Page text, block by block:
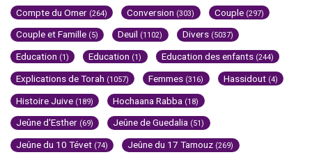
Compte du Omer (264) Conversion (303) Couple (297)
Couple et Famille (5) Deuil (1102) Divers (5037)
Education (1) Education (1) Education des enfants (244)
Explications de Torah (1057) Femmes (316) Hassidout (4)
Histoire Juive (189) Hochaana Rabba (18)
Jeûne d'Esther (69) Jeûne de Guedalia (51)
Jeûne du 10 Tévet (74) Jeûne du 17 Tamouz (269)